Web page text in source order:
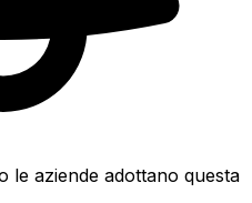
le aziende adottano questa